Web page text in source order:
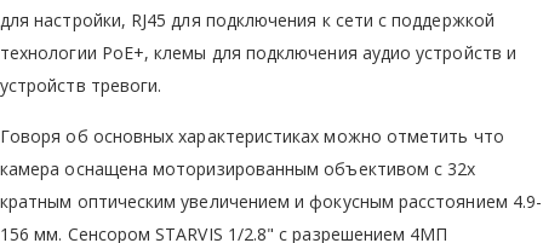
для настройки, RJ45 для подключения к сети с поддержкой
технологии PoE+, клемы для подключения аудио устройств и
устройств тревоги.
Говоря об основных характеристиках можно отметить что
камера оснащена моторизированным объективом с 32х
кратным оптическим увеличением и фокусным расстоянием 4.9-
156 мм. Сенсором STARVIS 1/2.8" с разрешением 4МП